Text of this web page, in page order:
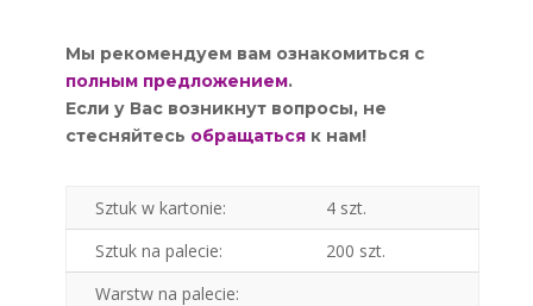
Мы рекомендуем вам ознакомиться с
полным предложением.
Если у Вас возникнут вопросы, не
стесняйтесь обращатьсяк нам!
Sztuk w kartonie:
4 szt.
Sztuk na palecie:
200 szt.
Warstw na palecie: